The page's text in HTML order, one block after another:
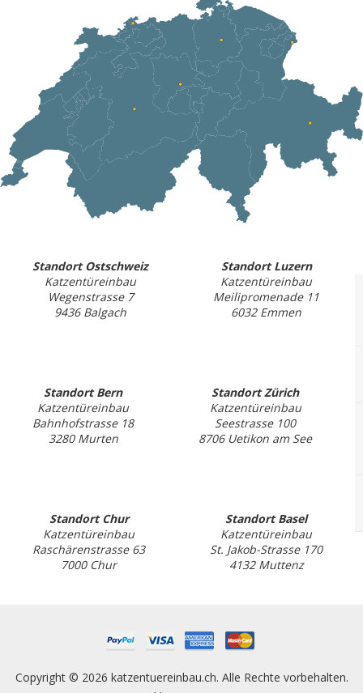
Standort Ostschweiz
Katzentüreinbau
Wegenstrasse 7
9436 Balgach
Standort Luzern
Katzentüreinbau
Meilipromenade 11
6032 Emmen
Standort Bern
Katzentüreinbau
Bahnhofstrasse 18
3280 Murten
Standort Zürich
Katzentüreinbau
Seestrasse 100
8706 Uetikon am See
Standort Chur
Katzentüreinbau
Raschärenstrasse 63
7000 Chur
Standort Basel
Katzentüreinbau
St. Jakob-Strasse 170
4132 Muttenz
Copyright © 2026 katzentuereinbau.ch. Alle Rechte vorbehalten.